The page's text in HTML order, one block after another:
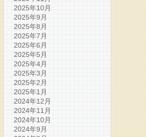
2025年10月
2025年9月
2025年8月
2025年7月
2025年6月
2025年5月
2025年4月
2025年3月
2025年2月
2025年1月
2024年12月
2024年11月
2024年10月
2024年9月